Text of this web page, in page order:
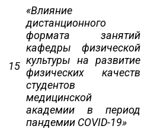
15
«Влияние
дистанционного
формата занятий
кафедры физической
культуры на развитие
физических качеств
студентов
медицинской
академии в период
пандемии COVID-19»